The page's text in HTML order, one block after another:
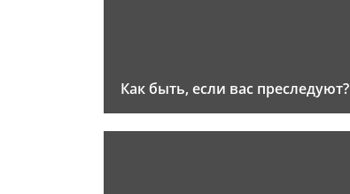
Как быть, если вас преследуют?